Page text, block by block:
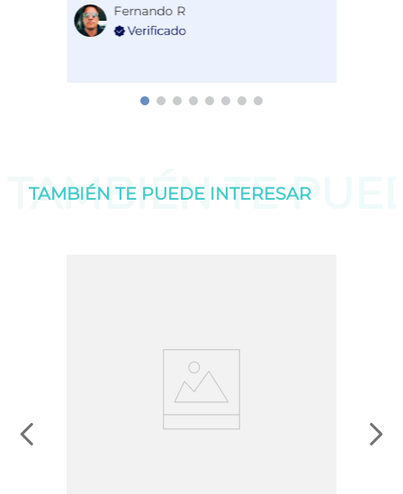
Fernando R
TAMBIÉN TE
TAMBIÉN TE PUEDE INTERESAR